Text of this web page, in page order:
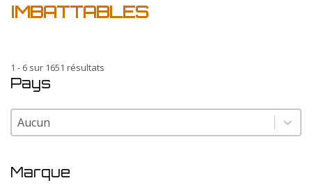
IMBATTABLES
1 - 6 sur 1651 résultats
Pays
Pays
Pays
Marque